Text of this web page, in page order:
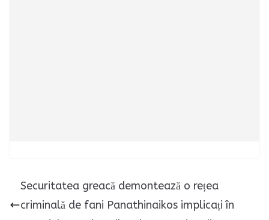
Securitatea greacă demontează o rețea
criminală de fani Panathinaikos implicați în